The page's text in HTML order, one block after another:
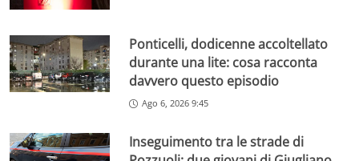
Ponticelli, dodicenne accoltellato
durante una lite: cosa racconta
davvero questo episodio
Ago 6, 2026 9:45
Inseguimento tra le strade di